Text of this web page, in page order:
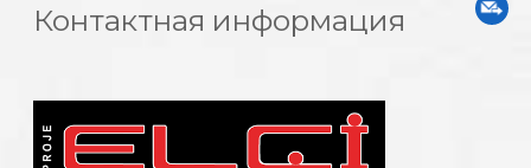
Контактная информация